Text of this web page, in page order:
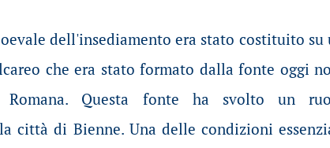
dell'insediamento era stato costituito su
che era stato formato dalla fonte oggi
Romana. Questa fonte ha svolto un
città di Bienne. Una delle condizioni